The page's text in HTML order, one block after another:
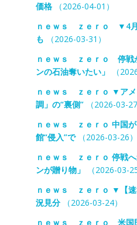
価格（2026-04-01）
ｎｅｗｓ ｚｅｒｏ ▼4月
も （2026-03-31）
ｎｅｗｓ ｚｅｒｏ 停戦
ンの石油奪いたい」
（
ｎｅｗｓ ｚｅｒｏ ▼アメ
調」の“裏側”（2026-03-27
ｎｅｗｓ ｚｅｒｏ 中国
館“侵入”で（2026-03-26）
ｎｅｗｓ ｚｅｒｏ 停戦
ンが贈り物」
（2026-03-25
ｎｅｗｓ ｚｅｒｏ ▼【速
況見分（2026-03-24）
ｎｅｗｓ ｚｅｒｏ 米国